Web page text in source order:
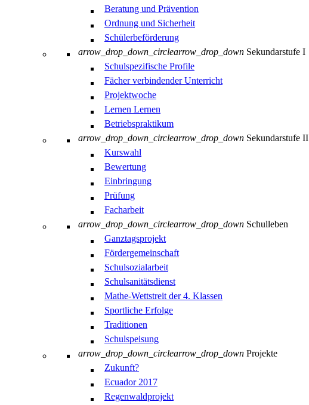
Beratung und Prävention
Ordnung und Sicherheit
Schülerbeförderung
arrow_drop_down_circlearrow_drop_down Sekundarstufe I
Schulspezifische Profile
Fächer verbindender Unterricht
Projektwoche
Lernen Lernen
Betriebspraktikum
arrow_drop_down_circlearrow_drop_down Sekundarstufe II
Kurswahl
Bewertung
Einbringung
Prüfung
Facharbeit
arrow_drop_down_circlearrow_drop_down Schulleben
Ganztagsprojekt
Fördergemeinschaft
Schulsozialarbeit
Schulsanitätsdienst
Mathe-Wettstreit der 4. Klassen
Sportliche Erfolge
Traditionen
Schulspeisung
arrow_drop_down_circlearrow_drop_down Projekte
Zukunft?
Ecuador 2017
Regenwaldprojekt